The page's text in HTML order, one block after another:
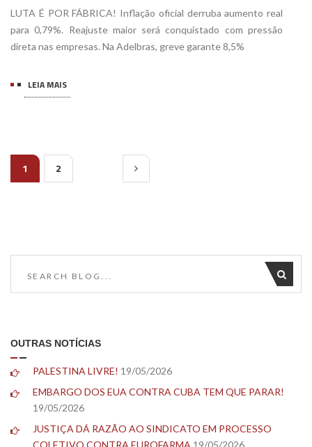
LUTA É POR FÁBRICA! Inflação oficial derruba aumento real
para 0,79%. Reajuste maior será conquistado com pressão
direta nas empresas. Na Adelbras, greve garante 8,5%
LEIA MAIS
1 2
OUTRAS NOTÍCIAS
PALESTINA LIVRE! 19/05/2026
EMBARGO DOS EUA CONTRA CUBA TEM QUE PARAR!
19/05/2026
JUSTIÇA DÁ RAZÃO AO SINDICATO EM PROCESSO